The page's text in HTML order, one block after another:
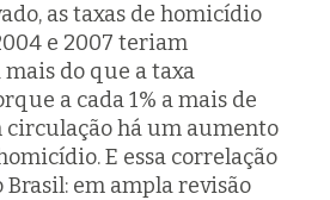
as taxas de homicídio
e 2007 teriam
mais do que a taxa
a cada 1% a mais de
circulação há um aumento
E essa correlação
Brasil: em ampla revisão